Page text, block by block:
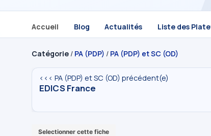
Accueil Blog Actualités Liste des
Catégorie / PA (PDP) / PA (PDP) et SC (OD)
<<< PA (PDP) et SC (OD) précédent(e)
EDICS France
Selectionner cette fiche